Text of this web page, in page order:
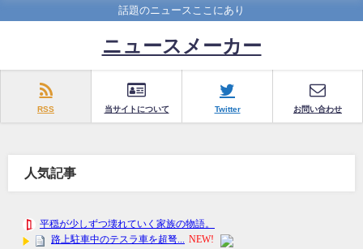
話題のニュースここにあり
ニュースメーカー
RSS 当サイトについて Twitter お問い合わせ
人気記事